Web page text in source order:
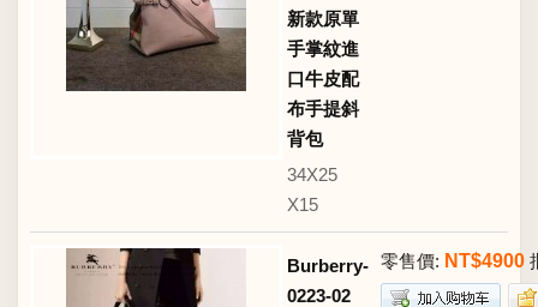
新款原單
手掌紋進
口牛皮配
布手提斜
背包
34X25
X15
Burberry-
0223-02
零售價: NT$4900